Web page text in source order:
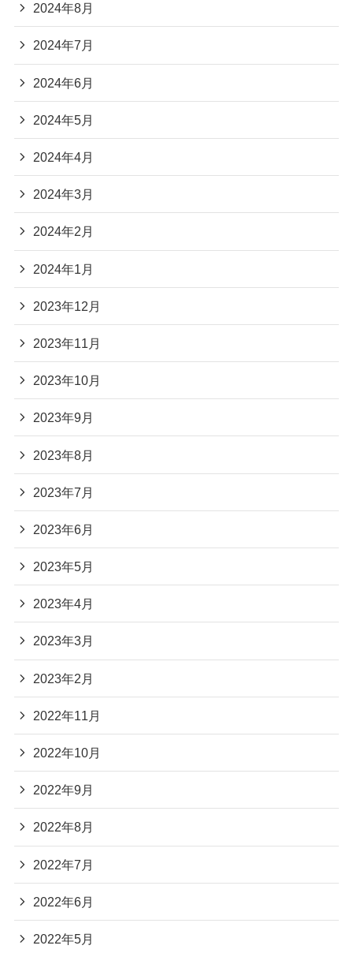
2024年8月
2024年7月
2024年6月
2024年5月
2024年4月
2024年3月
2024年2月
2024年1月
2023年12月
2023年11月
2023年10月
2023年9月
2023年8月
2023年7月
2023年6月
2023年5月
2023年4月
2023年3月
2023年2月
2022年11月
2022年10月
2022年9月
2022年8月
2022年7月
2022年6月
2022年5月